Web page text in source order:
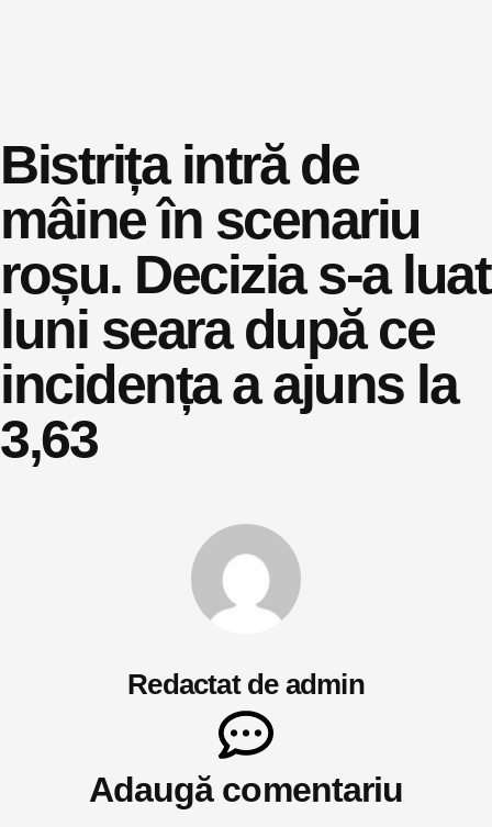
Bistrița intră de
mâine în scenariu
roșu. Decizia s-a luat
luni seara după ce
incidența a ajuns la
3,63
Redactat de admin
Adaugă comentariu